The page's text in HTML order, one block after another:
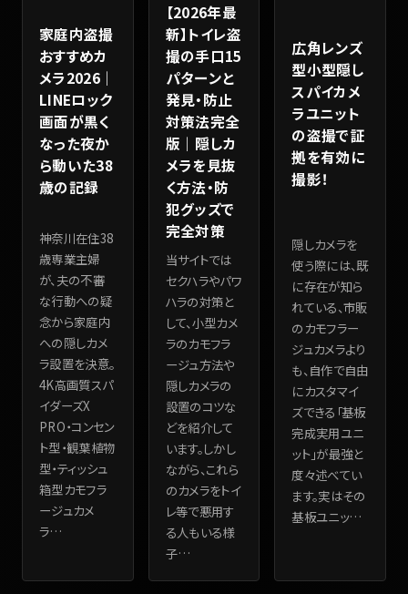
家庭内盗撮
おすすめカ
メラ2026｜
LINEロック
画面が黒く
なった夜か
ら動いた38
歳の記録
神奈川在住38
歳専業主婦
が、夫の不審
な行動への疑
念から家庭内
への隠しカメ
ラ設置を決意。
4K高画質スパ
イダーズX
PRO・コンセン
ト型・観葉植物
型・ティッシュ
箱型カモフラ
ージュカメ
ラ…
【2026年最
新】トイレ盗
撮の手口15
パターンと
発見・防止
対策法完全
版｜隠しカ
メラを見抜
く方法・防
犯グッズで
完全対策
当サイトでは
セクハラやパワ
ハラの対策と
して、小型カメ
ラのカモフラ
ージュ方法や
隠しカメラの
設置のコツな
どを紹介して
います。しかし
ながら、これら
のカメラをトイ
レ等で悪用す
る人もいる様
子…
広角レンズ
型小型隠し
スパイカメ
ラユニット
の盗撮で証
拠を有効に
撮影！
隠しカメラを
使う際には、既
に存在が知ら
れている、市販
のカモフラー
ジュカメラより
も、自作で自由
にカスタマイ
ズできる「基板
完成実用ユニ
ット」が最強と
度々述べてい
ます。実はその
基板ユニッ…